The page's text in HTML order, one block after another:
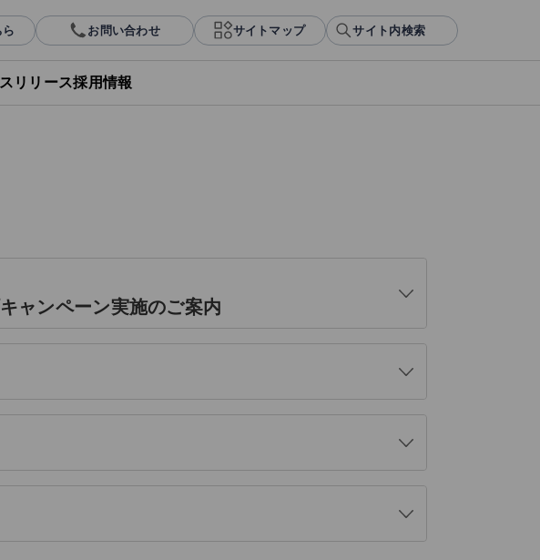
お問い合わせ サイトマップ サイト内検索
リリース採用情報
ャンペーン実施のご案内
く
く
く